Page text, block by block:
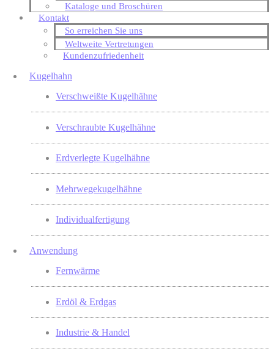
Kataloge und Broschüren
Kontakt
So erreichen Sie uns
Weltweite Vertretungen
Kundenzufriedenheit
Kugelhahn
Verschweißte Kugelhähne
Verschraubte Kugelhähne
Erdverlegte Kugelhähne
Mehrwegekugelhähne
Individualfertigung
Anwendung
Fernwärme
Erdöl & Erdgas
Industrie & Handel